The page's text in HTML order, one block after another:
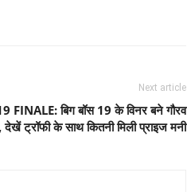
Next article
FINALE: बिग बॉस 19 के विनर बने गौरव
देखें ट्रॉफी के साथ कितनी मिली प्राइज मनी